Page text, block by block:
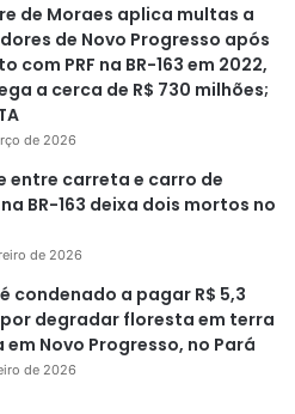
de Moraes aplica multas a
de Novo Progresso após
com PRF na BR-163 em 2022,
a cerca de R$ 730 milhões;
de 2026
entre carreta e carro de
BR-163 deixa dois mortos no
de 2026
condenado a pagar R$ 5,3
degradar floresta em terra
em Novo Progresso, no Pará
de 2026